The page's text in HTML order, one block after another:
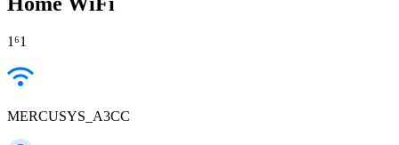
1⁶1
MERCUSYS_A3CC